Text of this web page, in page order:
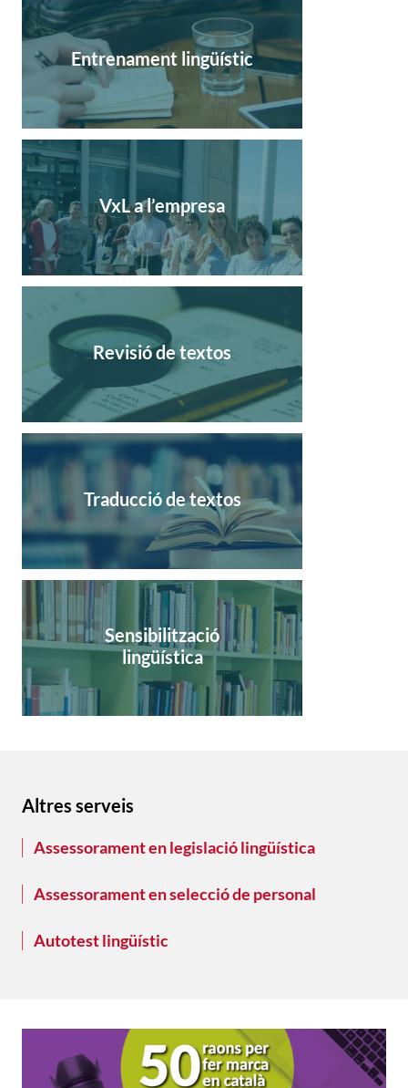
Entrenament lingüístic
VxL a l’empresa
Revisió de textos
Traducció de textos
Sensibilització
lingüística
Altres serveis
Assessorament en legislació lingüística
Assessorament en selecció de personal
Autotest lingüístic